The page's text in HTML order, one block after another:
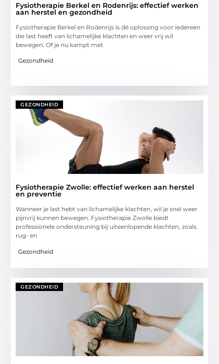
Fysiotherapie Berkel en Rodenrijs: effectief werken
aan herstel en gezondheid
Fysiotherapie Berkel en Rodenrijs is dé oplossing voor iedereen
die last heeft van lichamelijke klachten en weer vrij wil
bewegen. Of je nu kampt met
Gezondheid
GEZONDHEID
Fysiotherapie Zwolle: effectief werken aan herstel
en preventie
Wanneer je last hebt van lichamelijke klachten, wil je snel weer
pijnvrij kunnen bewegen. Fysiotherapie Zwolle biedt
professionele ondersteuning bij uiteenlopende klachten, zoals
rug- en
Gezondheid
GEZONDHEID